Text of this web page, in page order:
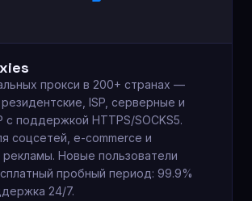
прокси в 200+ странах —
ISP, серверные и
с поддержкой HTTPS/SOCKS5.
соцсетей, e-commerce и
рекламы. Новые пользователи
пробный период: 99.9%
24/7.